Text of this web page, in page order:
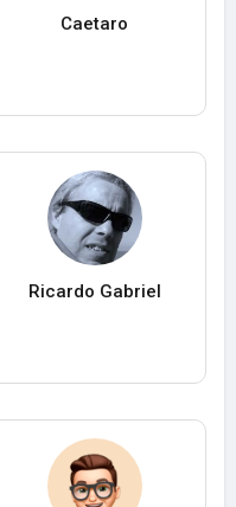
Caetaro
Ricardo Gabriel